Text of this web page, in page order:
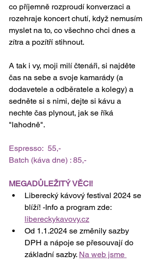
co příjemně rozproudí konverzaci a
rozehraje koncert chutí, když nemusím
myslet na to, co všechno chci dnes a
zítra a pozítří stihnout.
A tak i vy, moji milí čtenáři, si najděte
čas na sebe a svoje kamarády (a
dodavetele a odběratele a kolegy) a
sedněte si s nimi, dejte si kávu a
nechte čas plynout, jak se říká
"lahodně".
Espresso:  55,-
Batch (káva dne) : 85,-
MEGADŮLEŽITÝ VĚCI!
Liberecký kávový festival 2024 se
blíží! -Info a program zde:
libereckykavovy.cz
Od 1.1.2024 se změnily sazby
DPH a nápoje se přesouvají do
základní sazby. Na web jsme